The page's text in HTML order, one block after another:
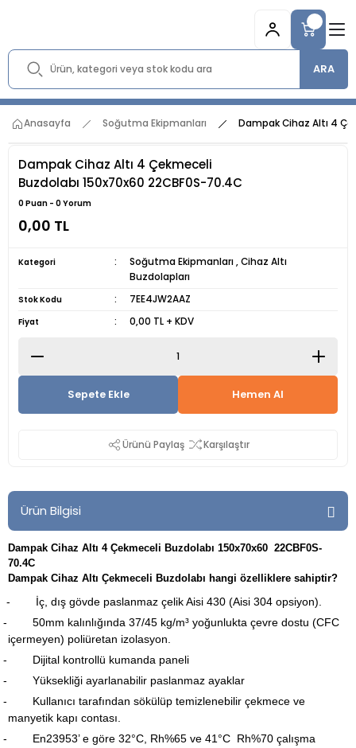
ARA
Anasayfa Soğutma Ekipmanları Dampak Cihaz Altı 4
Dampak Cihaz Altı 4 Çekmeceli
Buzdolabı 150x70x60 22CBF0S-70.4C
0 Puan - 0 Yorum
0,00 TL
Kategori Soğutma Ekipmanları ,Cihaz Altı
Buzdolapları
Stok Kodu 7EE4JW2AAZ
Fiyat 0,00 TL + KDV
Sepete Ekle Hemen Al
Ürünü Paylaş Karşılaştır
Ürün Bilgisi
Dampak Cihaz Altı 4 Çekmeceli Buzdolabı 150x70x60 22CBF0S-
70.4C
Dampak Cihaz Altı Çekmeceli Buzdolabı hangi özelliklere sahiptir?
- İç, dış gövde paslanmaz çelik Aisi 430 (Aisi 304 opsiyon).
- 50mm kalınlığında 37/45 kg/m³ yoğunlukta çevre dostu (CFC
içermeyen) poliüretan izolasyon.
- Dijital kontrollü kumanda paneli
- Yüksekliği ayarlanabilir paslanmaz ayaklar
- Kullanıcı tarafından sökülüp temizlenebilir çekmece ve
manyetik kapı contası.
- En23953’ e göre 32°C, Rh%65 ve 41°C Rh%70 çalışma